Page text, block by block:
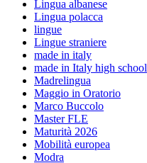
Lingua albanese
Lingua polacca
lingue
Lingue straniere
made in italy
made in Italy high school
Madrelingua
Maggio in Oratorio
Marco Buccolo
Master FLE
Maturità 2026
Mobilità europea
Modra